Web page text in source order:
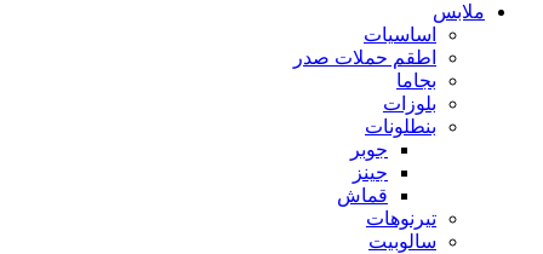
ملابس
اساسيات
اطقم حملات صدر
بجاما
بلوزات
بنطلونات
جوبر
جينز
قماش
تيرنوهات
سالوبيت